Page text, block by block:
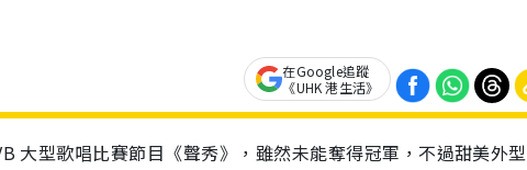
在Google追蹤
《UHK 港生活》
大型歌唱比賽節目《聲秀》，雖然未能奪得冠軍，不過甜美外型